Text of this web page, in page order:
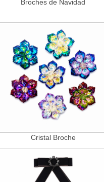
Broches de Navidad
Cristal Broche